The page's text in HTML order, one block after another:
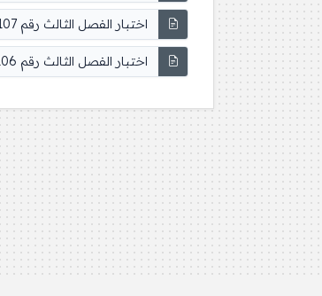
اختبار الفصل الثالث رقم 107
اختبار الفصل الثالث رقم 106